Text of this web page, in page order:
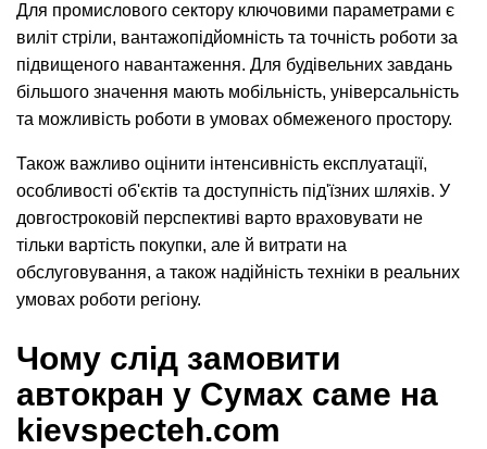
Для промислового сектору ключовими параметрами є
виліт стріли, вантажопідйомність та точність роботи за
підвищеного навантаження. Для будівельних завдань
більшого значення мають мобільність, універсальність
та можливість роботи в умовах обмеженого простору.
Також важливо оцінити інтенсивність експлуатації,
особливості об'єктів та доступність під'їзних шляхів. У
довгостроковій перспективі варто враховувати не
тільки вартість покупки, але й витрати на
обслуговування, а також надійність техніки в реальних
умовах роботи регіону.
Чому слід замовити
автокран у Сумах саме на
kievspecteh.com